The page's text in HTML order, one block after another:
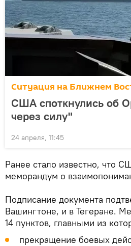
Ситуация на Ближнем
США споткнулись об
через силу"
24 апреля, 11:45
Ранее стало известно, что
меморандум о
Подписание документа
Вашингтоне, и в Тегеране.
14 пунктов, главными из
прекращение боевых